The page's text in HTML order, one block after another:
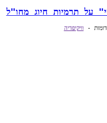
חיוג מחו"ל